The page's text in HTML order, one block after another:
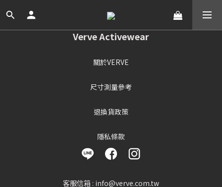
Verve Activewear
關於VERVE
尺寸測量參考
退換貨政策
隱私條款
客服信箱 : info@verve.com.tw